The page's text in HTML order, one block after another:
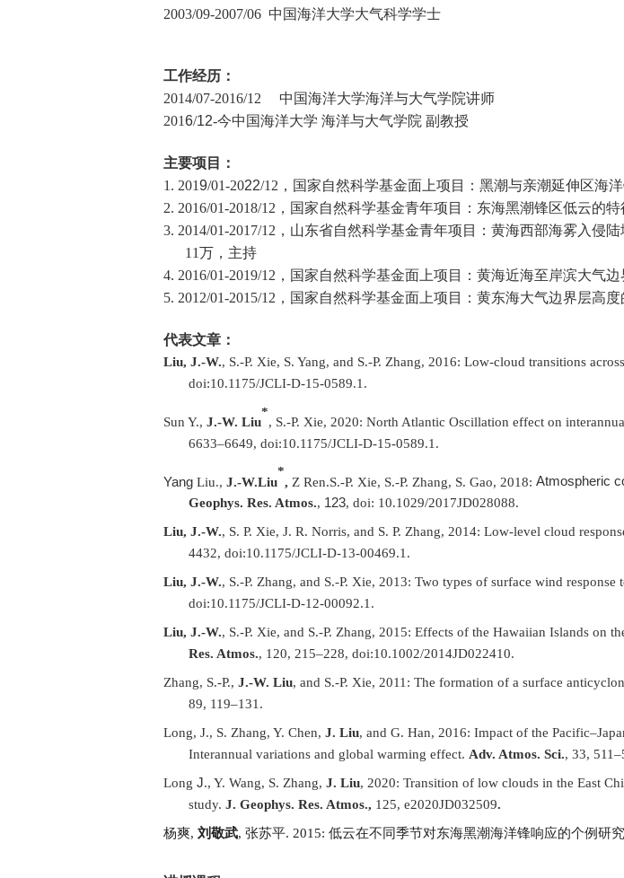
2003/09-2007/06 中国海洋大学大气科学学士
工作经历：
2014/07-2016/12 中国海洋大学海洋与大气学院讲师
2016/12-今中国海洋大学 海洋与大气学院 副教授
主要项目：
1. 2019/01-2022/12 ，国家自然科学基金面上项目 ： 黑潮与亲潮延伸区海
2. 2016/01-2018/12 ，国家自然科学基金青年项目：东海黑潮锋区低云的
3. 2014/01-2017/12 ，山东省自然科学基金青年项目：黄海西部海雾入侵
11万，主持
4. 2016/01-2019/12 ，国家自然科学基金面上项目：黄海近海至岸滨大气
5. 2012/01-2015/12 ，国家自然科学基金面上项目：黄东海大气边界层高
代表文章：
Liu, J.-W., S.-P. Xie, S. Yang, and S.-P. Zhang, 2016: Low-cloud transitions
doi:10.1175/JCLI-D-15-0589.1.
Sun Y., J.-W. Liu
*
, S.-P. Xie, 2020: North Atlantic Oscillation effect on
6633–6649, doi:10.1175/JCLI-D-15-0589.1.
Yang Liu., J.-W.Liu
*
Z Ren. S.-P. Xie, S.-P. Zhang, S. Gao, 2018: Atmospheric
Geophys. Res. Atmos., 123, doi: 10.1029/2017JD028088.
Liu, J.-W., S. P. Xie, J. R. Norris, and S. P. Zhang, 2014: Low-level cloud
4432, doi:10.1175/JCLI-D-13-00469.1.
Liu, J.-W., S.-P. Zhang, and S.-P. Xie, 2013: Two types of surface wind
doi:10.1175/JCLI-D-12-00092.1.
Liu, J.-W., S.-P. Xie, and S.-P. Zhang, 2015: Effects of the Hawaiian Islands on
Res. Atmos., 120, 215–228, doi:10.1002/2014JD022410.
Zhang, S.-P., J.-W. Liu, and S.-P. Xie, 2011: The formation of a surface
89, 119–131.
Long, J., S. Zhang, Y. Chen, J. Liu, and G. Han, 2016: Impact of the
Interannual variations and global warming effect. Adv. Atmos. Sci., 33,
Long J., Y. Wang, S. Zhang, J. Liu, 2020: Transition of low clouds in the East
study. J. Geophys. Res. Atmos., 125, e2020JD032509.
杨爽, 刘敬武, 张苏平. 2015: 低云在不同季节对东海黑潮海洋锋响应的个例研究